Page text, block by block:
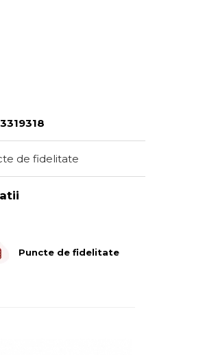
de fidelitate
Puncte de fidelitate